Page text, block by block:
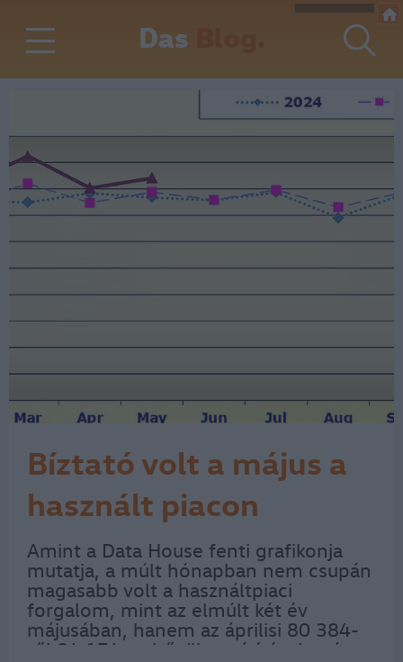
Das
Bíztató volt a május a
használt piacon
Amint a Data House fenti grafikonja
mutatja, a múlt hónapban nem csupán
magasabb volt a használtpiaci
forgalom, mint az elmúlt két év
májusában, hanem az áprilisi 80 384-
ről 84 174-re bővült az átírások száma.